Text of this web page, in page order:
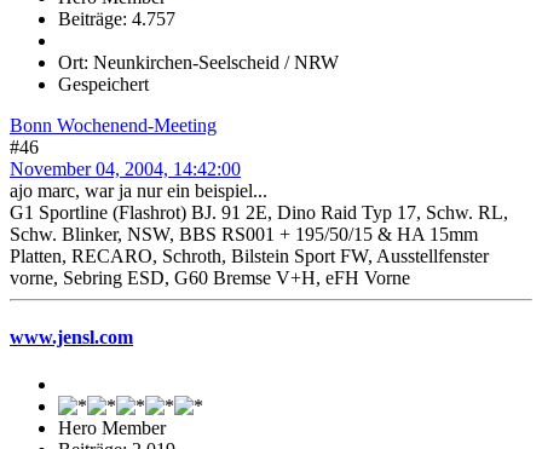
Beiträge: 4.757
Ort: Neunkirchen-Seelscheid / NRW
Gespeichert
Bonn Wochenend-Meeting
#46
November 04, 2004, 14:42:00
ajo marc, war ja nur ein beispiel...
G1 Sportline (Flashrot) BJ. 91 2E, Dino Raid Typ 17, Schw. RL,
Schw. Blinker, NSW, BBS RS001 + 195/50/15 & HA 15mm
Platten, RECARO, Schroth, Bilstein Sport FW, Ausstellfenster
vorne, Sebring ESD, G60 Bremse V+H, eFH Vorne
www.jensl.com
Hero Member